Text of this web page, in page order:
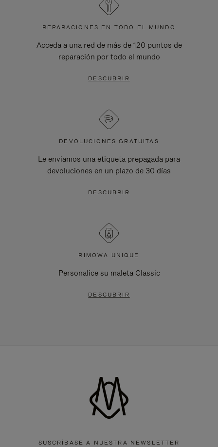
REPARACIONES EN TODO EL MUNDO
Acceda a una red de más de 120 puntos de
reparación por todo el mundo
DESCUBRIR
DEVOLUCIONES GRATUITAS
Le enviamos una etiqueta prepagada para
devoluciones en un plazo de 30 días
DESCUBRIR
RIMOWA UNIQUE
Personalice su maleta Classic
DESCUBRIR
SUSCRÍBASE A NUESTRA NEWSLETTER